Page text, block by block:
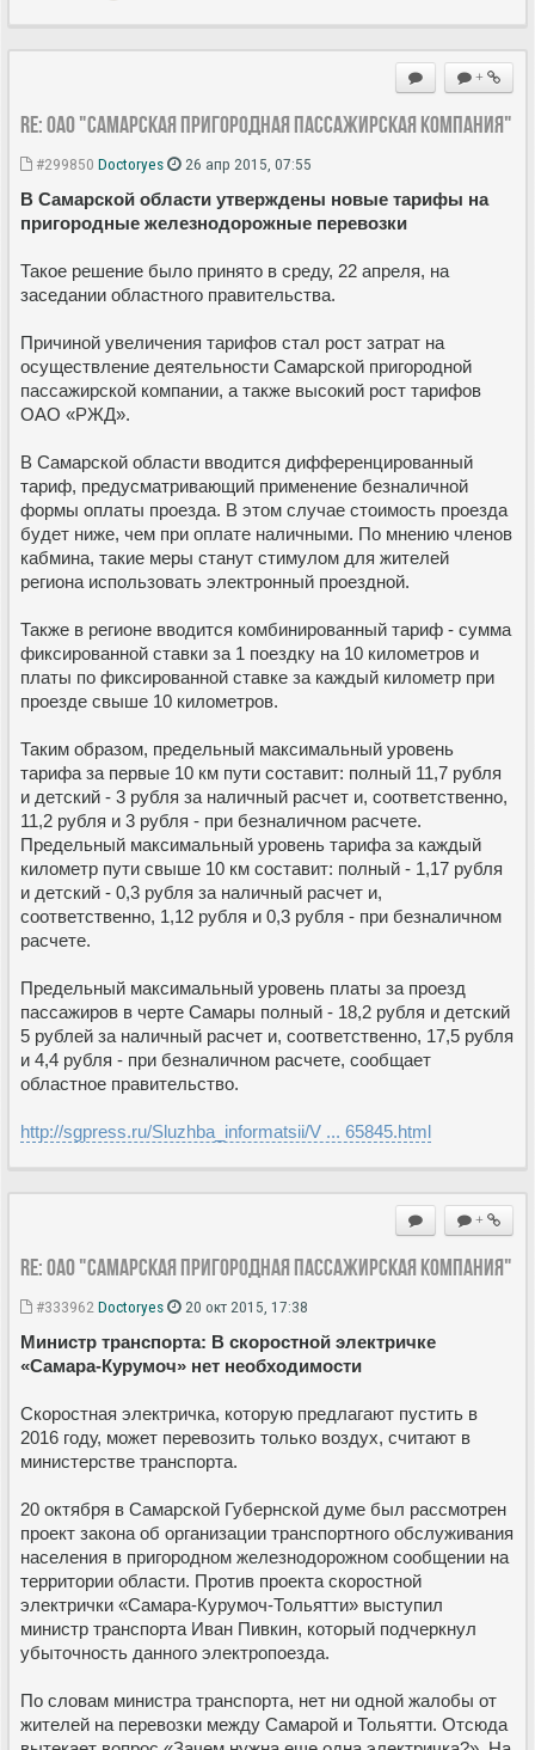
+
Re: ОАО "Самарская пригородная пассажирская компания"
#299850 Doctoryes 26 апр 2015, 07:55
В Самарской области утверждены новые тарифы на
пригородные железнодорожные перевозки
Такое решение было принято в среду, 22 апреля, на
заседании областного правительства.
Причиной увеличения тарифов стал рост затрат на
осуществление деятельности Самарской пригородной
пассажирской компании, а также высокий рост тарифов
ОАО «РЖД».
В Самарской области вводится дифференцированный
тариф, предусматривающий применение безналичной
формы оплаты проезда. В этом случае стоимость проезда
будет ниже, чем при оплате наличными. По мнению членов
кабмина, такие меры станут стимулом для жителей
региона использовать электронный проездной.
Также в регионе вводится комбинированный тариф - сумма
фиксированной ставки за 1 поездку на 10 километров и
платы по фиксированной ставке за каждый километр при
проезде свыше 10 километров.
Таким образом, предельный максимальный уровень
тарифа за первые 10 км пути составит: полный 11,7 рубля
и детский - 3 рубля за наличный расчет и, соответственно,
11,2 рубля и 3 рубля - при безналичном расчете.
Предельный максимальный уровень тарифа за каждый
километр пути свыше 10 км составит: полный - 1,17 рубля
и детский - 0,3 рубля за наличный расчет и,
соответственно, 1,12 рубля и 0,3 рубля - при безналичном
расчете.
Предельный максимальный уровень платы за проезд
пассажиров в черте Самары полный - 18,2 рубля и детский
5 рублей за наличный расчет и, соответственно, 17,5 рубля
и 4,4 рубля - при безналичном расчете, сообщает
областное правительство.
http://sgpress.ru/Sluzhba_informatsii/V ... 65845.html
+
Re: ОАО "Самарская пригородная пассажирская компания"
#333962 Doctoryes 20 окт 2015, 17:38
Министр транспорта: В скоростной электричке
«Самара-Курумоч» нет необходимости
Скоростная электричка, которую предлагают пустить в
2016 году, может перевозить только воздух, считают в
министерстве транспорта.
20 октября в Самарской Губернской думе был рассмотрен
проект закона об организации транспортного обслуживания
населения в пригородном железнодорожном сообщении на
территории области. Против проекта скоростной
электрички «Самара-Курумоч-Тольятти» выступил
министр транспорта Иван Пивкин, который подчеркнул
убыточность данного электропоезда.
По словам министра транспорта, нет ни одной жалобы от
жителей на перевозки между Самарой и Тольятти. Отсюда